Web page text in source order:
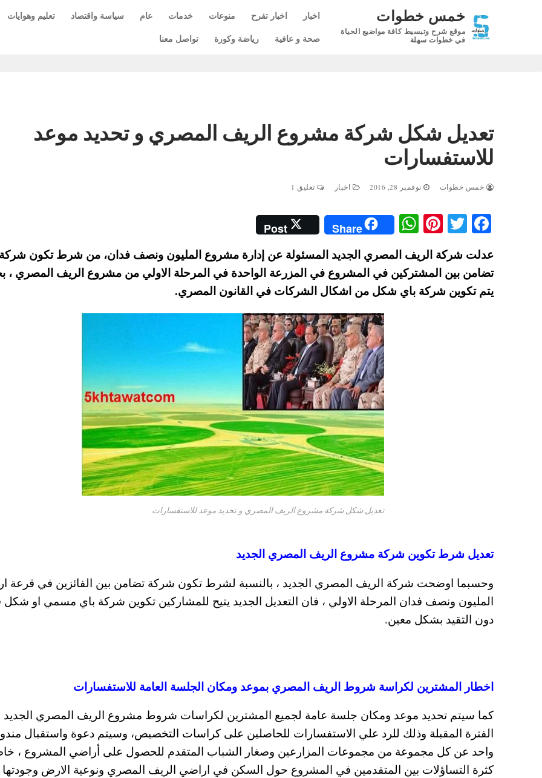
خمس خطوات
موقع شرح وتبسيط كافة مواضيع الحياة
في خطوات سهلة
اخبار اخبار تفرح منوعات خدمات عام سياسة واقتصاد
تعليم وهوايات
صحة و عافية
رياضة وكورة تواصل معنا
تعديل شكل شركة مشروع الريف المصري و تحديد موعد
للاستفسارات
خمس خطوات نوفمبر 28, 2016 اخبار تعليق 1
Fa
bo
ok
T
wi
tte
r
Pi
er
es
t
W
ha
ts
A
pp
Share
Post
عدلت شركة الريف المصري الجديد المسئولة عن إدارة مشروع المليون ونصف فدان، من شرط تكون
تضامن بين المشتركين في المشروع في المزرعة الواحدة في المرحلة الاولي من مشروع الريف المصري ،
يتم تكوين شركة باي شكل من اشكال الشركات في القانون المصري.
تعديل شكل شركة مشروع الريف المصري و تحديد موعد للاستفسارات
تعديل شرط تكوين شركة مشروع الريف المصري الجديد
وحسبما اوضحت شركة الريف المصري الجديد ، بالنسبة لشرط تكون شركة تضامن بين الفائزين في قرعة
المليون ونصف فدان المرحلة الاولي ، فان التعديل الجديد يتيح للمشاركين تكوين شركة باي مسمي او شكل
دون التقيد بشكل معين.
اخطار المشترين لكراسة شروط الريف المصري بموعد ومكان الجلسة العامة للاستفسارات
كما سيتم تحديد موعد ومكان جلسة عامة لجميع المشترين لكراسات شروط مشروع الريف المصري الجديد
الفترة المقبلة وذلك للرد علي الاستفسارات للحاصلين على كراسات التخصيص، وسيتم دعوة واستقبال
واحد عن كل مجموعة من مجموعات المزارعين وصغار الشباب المتقدم للحصول على أراضي المشروع ،
كثرة التساؤلات بين المتقدمين في المشروع حول السكن في اراضي الريف المصري ونوعية الارض وجودتها